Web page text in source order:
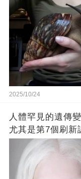
2025/10/24
人體罕見的遺傳
尤其是第7個刷新